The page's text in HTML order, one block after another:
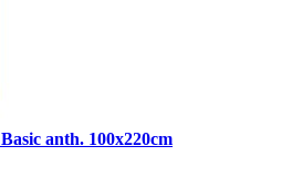
anth. 100x220cm